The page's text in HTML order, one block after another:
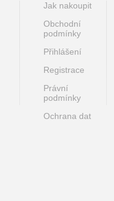
Jak nakoupit
Obchodní
podmínky
Přihlášení
Registrace
Právní
podmínky
Ochrana dat